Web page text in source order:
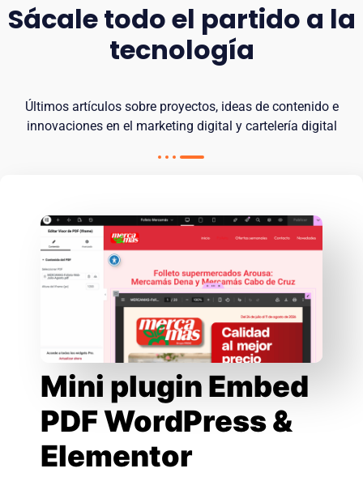
Sácale todo el partido a la
tecnología
Últimos artículos sobre proyectos, ideas de contenido e
innovaciones en el marketing digital y cartelería digital
Mini plugin Embed
PDF WordPress &
Elementor